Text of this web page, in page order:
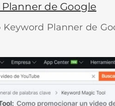
de Google
Planner de